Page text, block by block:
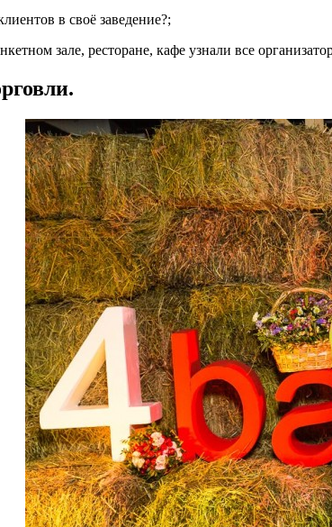
в своё заведение?;
зале, ресторане, кафе узнали все